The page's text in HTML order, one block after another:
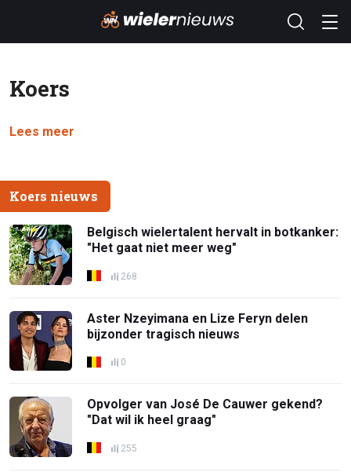
Koers
Lees meer
Koers nieuws
Belgisch wielertalent hervalt in botkanker:
"Het gaat niet meer weg"
268
Aster Nzeyimana en Lize Feryn delen
bijzonder tragisch nieuws
0
Opvolger van José De Cauwer gekend?
"Dat wil ik heel graag"
255